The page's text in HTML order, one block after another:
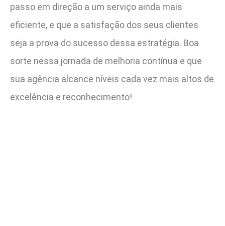
passo em direção a um serviço ainda mais
eficiente, e que a satisfação dos seus clientes
seja a prova do sucesso dessa estratégia. Boa
sorte nessa jornada de melhoria contínua e que
sua agência alcance níveis cada vez mais altos de
excelência e reconhecimento!